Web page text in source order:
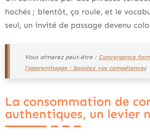
hachés ; bientôt, ça roule, et le
seul, un invité de passage devenu
Vous aimerez peut-être : Convergence
l’apprentissage : boostez vos compétences
La consommation de
authentiques, un levier